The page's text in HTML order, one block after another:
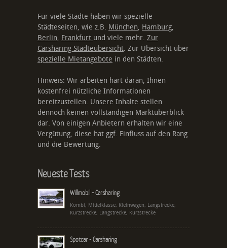
Für viele Städte haben wir spezielle
Städteseiten, wie z.B. München, Hamburg,
Berlin, Frankfurt und viele mehr. Zur
Carsharing Städteübersicht. Zur Übersicht über
spezielle Mietangebote in den Städten.
Hinweis: Wir arbeiten hart daran, Ihnen
kostenfrei nützliche Informationen
bereitzustellen. Unsere Inhalte stellen
dennoch keinen vollständigen Marktüberblick
dar. Von einigen Anbietern erhalten wir eine
Vergütung, diese hat ggf. Einfluss auf den Rang
und die Bewertung.
Neueste Tests
Willmobil - Carsharing
Kombi, Mittelklasse, Kleinwagen, Langstrecke,
Kurzstrecke, Langstrecke, Kurzstrecke
Spotcar - Carsharing